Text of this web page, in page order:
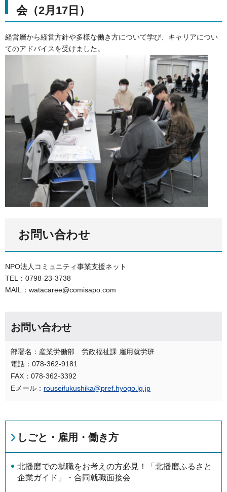
会（2月17日）
経営層から経営方針や多様な働き方について学び、キャリアについ
てのアドバイスを受けました。
お問い合わせ
NPO法人コミュニティ事業支援ネット
TEL：0798-23-3738
MAIL：watacaree@comisapo.com
お問い合わせ
部署名：産業労働部 労政福祉課 雇用就労班
電話：078-362-9181
FAX：078-362-3392
Eメール： rouseifukushika@pref.hyogo.lg.jp
しごと・雇用・働き方
北播磨での就職をお考えの方必見！「北播磨ふるさと
企業ガイド」・合同就職面接会